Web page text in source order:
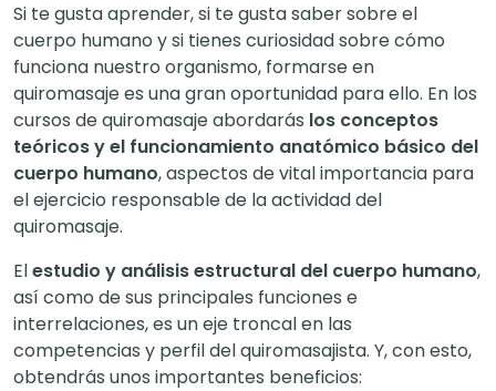
Si te gusta aprender, si te gusta saber sobre el
cuerpo humano y si tienes curiosidad sobre cómo
funciona nuestro organismo, formarse en
quiromasaje es una gran oportunidad para ello. En los
cursos de quiromasaje abordarás los conceptos
teóricos y el funcionamiento anatómico básico del
cuerpo humano, aspectos de vital importancia para
el ejercicio responsable de la actividad del
quiromasaje.
Elestudio y análisis estructural del cuerpo humano,
así como de sus principales funciones e
interrelaciones, es un eje troncal en las
competencias y perfil del quiromasajista. Y, con esto,
obtendrás unos importantes beneficios: